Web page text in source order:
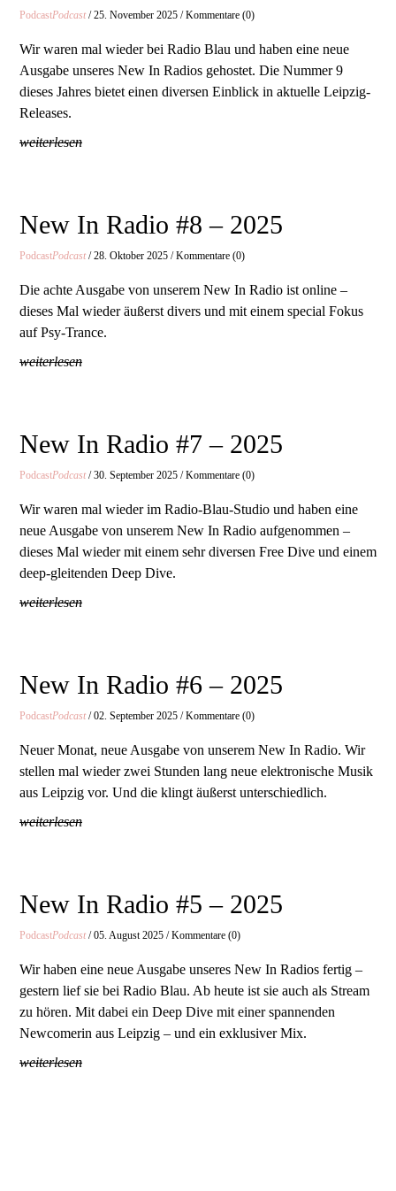
PodcastPodcast/ 25. November 2025 / Kommentare (0)
Wir waren mal wieder bei Radio Blau und haben eine neue
Ausgabe unseres New In Radios gehostet. Die Nummer 9
dieses Jahres bietet einen diversen Einblick in aktuelle Leipzig-
Releases.
weiterlesen
New In Radio #8 – 2025
PodcastPodcast/ 28. Oktober 2025 / Kommentare (0)
Die achte Ausgabe von unserem New In Radio ist online –
dieses Mal wieder äußerst divers und mit einem special Fokus
auf Psy-Trance.
weiterlesen
New In Radio #7 – 2025
PodcastPodcast/ 30. September 2025 / Kommentare (0)
Wir waren mal wieder im Radio-Blau-Studio und haben eine
neue Ausgabe von unserem New In Radio aufgenommen –
dieses Mal wieder mit einem sehr diversen Free Dive und einem
deep-gleitenden Deep Dive.
weiterlesen
New In Radio #6 – 2025
PodcastPodcast/ 02. September 2025 / Kommentare (0)
Neuer Monat, neue Ausgabe von unserem New In Radio. Wir
stellen mal wieder zwei Stunden lang neue elektronische Musik
aus Leipzig vor. Und die klingt äußerst unterschiedlich.
weiterlesen
New In Radio #5 – 2025
PodcastPodcast/ 05. August 2025 / Kommentare (0)
Wir haben eine neue Ausgabe unseres New In Radios fertig –
gestern lief sie bei Radio Blau. Ab heute ist sie auch als Stream
zu hören. Mit dabei ein Deep Dive mit einer spannenden
Newcomerin aus Leipzig – und ein exklusiver Mix.
weiterlesen